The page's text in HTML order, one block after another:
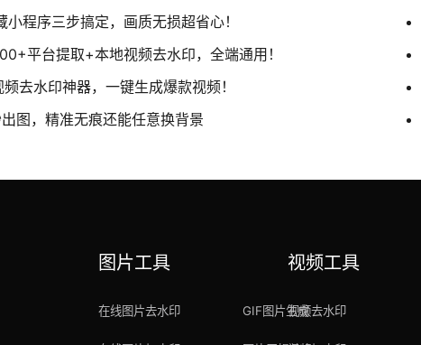
程序三步搞定，画质无损超省心！
平台提取+本地视频去水印，全端通用！
去水印神器，一键生成爆款视频！
图，精准无痕还能任意换背景
图片工具
在线图片去水印 GIF图片生成
视频工具
视频去水印